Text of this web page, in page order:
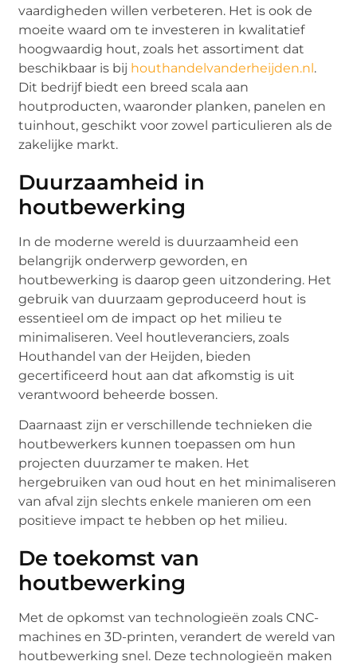
vaardigheden willen verbeteren. Het is ook de
moeite waard om te investeren in kwalitatief
hoogwaardig hout, zoals het assortiment dat
beschikbaar is bij houthandelvanderheijden.nl.
Dit bedrijf biedt een breed scala aan
houtproducten, waaronder planken, panelen en
tuinhout, geschikt voor zowel particulieren als de
zakelijke markt.
Duurzaamheid in
houtbewerking
In de moderne wereld is duurzaamheid een
belangrijk onderwerp geworden, en
houtbewerking is daarop geen uitzondering. Het
gebruik van duurzaam geproduceerd hout is
essentieel om de impact op het milieu te
minimaliseren. Veel houtleveranciers, zoals
Houthandel van der Heijden, bieden
gecertificeerd hout aan dat afkomstig is uit
verantwoord beheerde bossen.
Daarnaast zijn er verschillende technieken die
houtbewerkers kunnen toepassen om hun
projecten duurzamer te maken. Het
hergebruiken van oud hout en het minimaliseren
van afval zijn slechts enkele manieren om een
positieve impact te hebben op het milieu.
De toekomst van
houtbewerking
Met de opkomst van technologieën zoals CNC-
machines en 3D-printen, verandert de wereld van
houtbewerking snel. Deze technologieën maken